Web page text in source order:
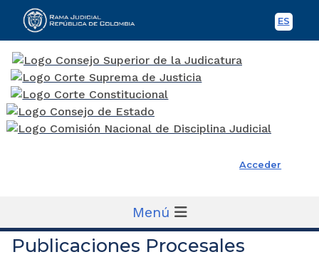
ES
Rama Judicial
Acceder
Menú
Publicaciones Procesales